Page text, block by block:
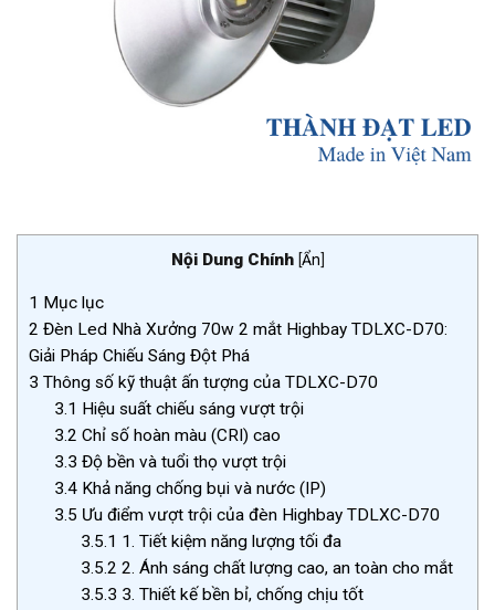
Nội Dung Chính [Ẩn]
1 Mục lục
2 Đèn Led Nhà Xưởng 70w 2 mắt Highbay TDLXC-D70:
Giải Pháp Chiếu Sáng Đột Phá
3 Thông số kỹ thuật ấn tượng của TDLXC-D70
3.1 Hiệu suất chiếu sáng vượt trội
3.2 Chỉ số hoàn màu (CRI) cao
3.3 Độ bền và tuổi thọ vượt trội
3.4 Khả năng chống bụi và nước (IP)
3.5 Ưu điểm vượt trội của đèn Highbay TDLXC-D70
3.5.1 1. Tiết kiệm năng lượng tối đa
3.5.2 2. Ánh sáng chất lượng cao, an toàn cho mắt
3.5.3 3. Thiết kế bền bỉ, chống chịu tốt